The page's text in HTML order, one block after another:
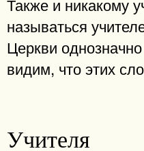
называться
Церкви
видим, что этих
Учителя